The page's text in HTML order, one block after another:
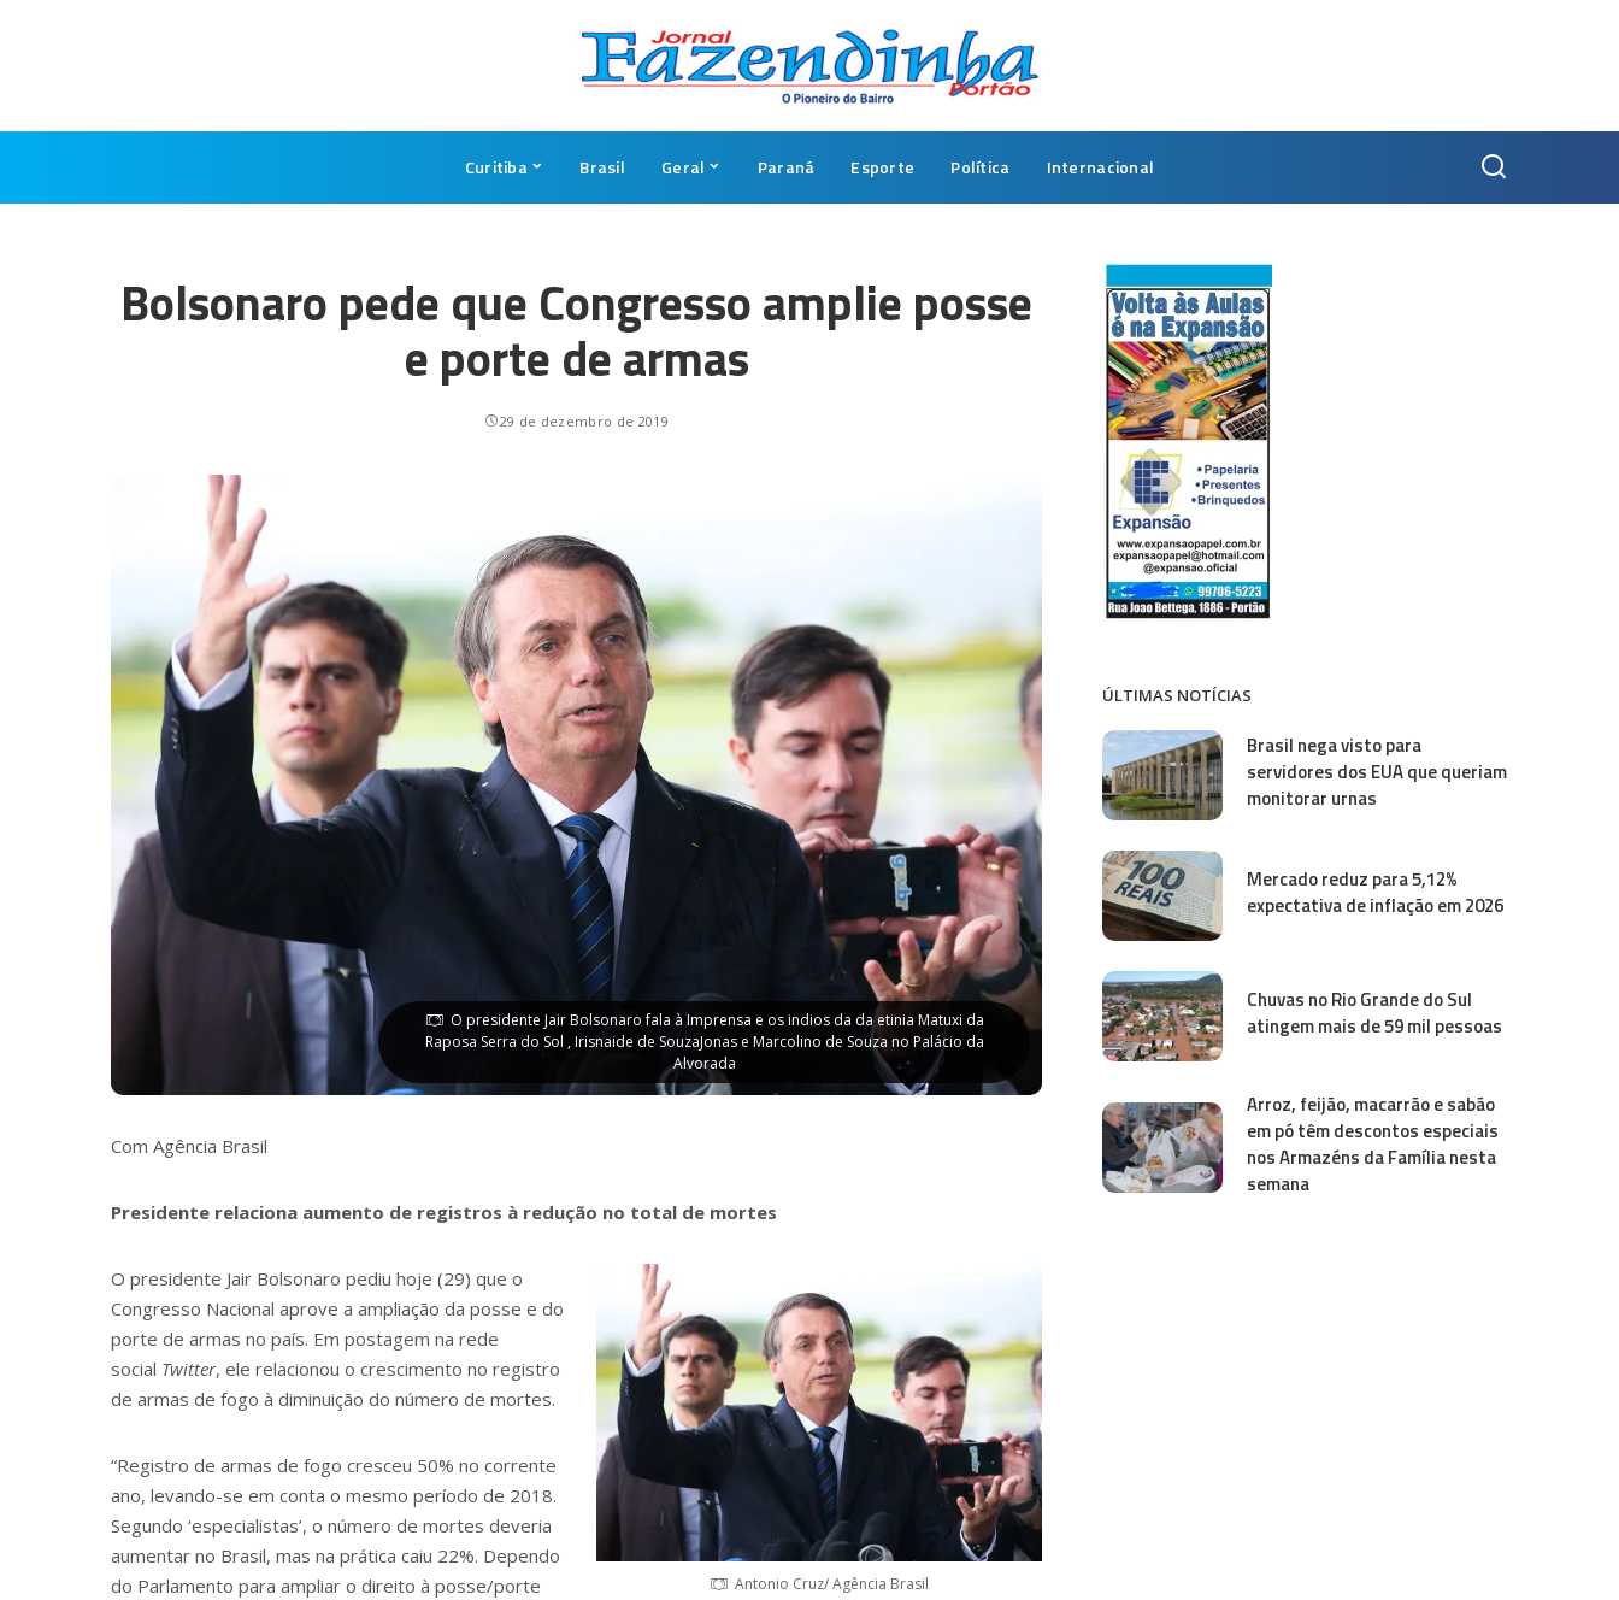
Curitiba Brasil Geral Paraná Esporte Política Internacional
Bolsonaro pede que Congresso amplie posse
e porte de armas
29 de dezembro de 2019
O presidente Jair Bolsonaro fala à Imprensa e os indios da da etinia Matuxi da
Raposa Serra do Sol , Irisnaide de SouzaJonas e Marcolino de Souza no Palácio da
Alvorada
Com Agência Brasil
Presidente relaciona aumento de registros à redução no total de mortes
Antonio Cruz/ Agência Brasil
O presidente Jair Bolsonaro pediu hoje (29) que o
Congresso Nacional aprove a ampliação da posse e do
porte de armas no país. Em postagem na rede
social Twitter, ele relacionou o crescimento no registro
de armas de fogo à diminuição do número de mortes.
“Registro de armas de fogo cresceu 50% no corrente
ano, levando-se em conta o mesmo período de 2018.
Segundo ‘especialistas’, o número de mortes deveria
aumentar no Brasil, mas na prática caiu 22%. Dependo
do Parlamento para ampliar o direito à posse/porte
ÚLTIMAS NOTÍCIAS
Brasil nega visto para
servidores dos EUA que queriam
monitorar urnas
Mercado reduz para 5,12%
expectativa de inflação em 2026
Chuvas no Rio Grande do Sul
atingem mais de 59 mil pessoas
Arroz, feijão, macarrão e sabão
em pó têm descontos especiais
nos Armazéns da Família nesta
semana